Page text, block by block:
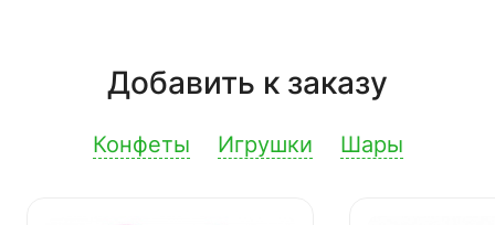
Добавить к заказу
Конфеты Игрушки Шары